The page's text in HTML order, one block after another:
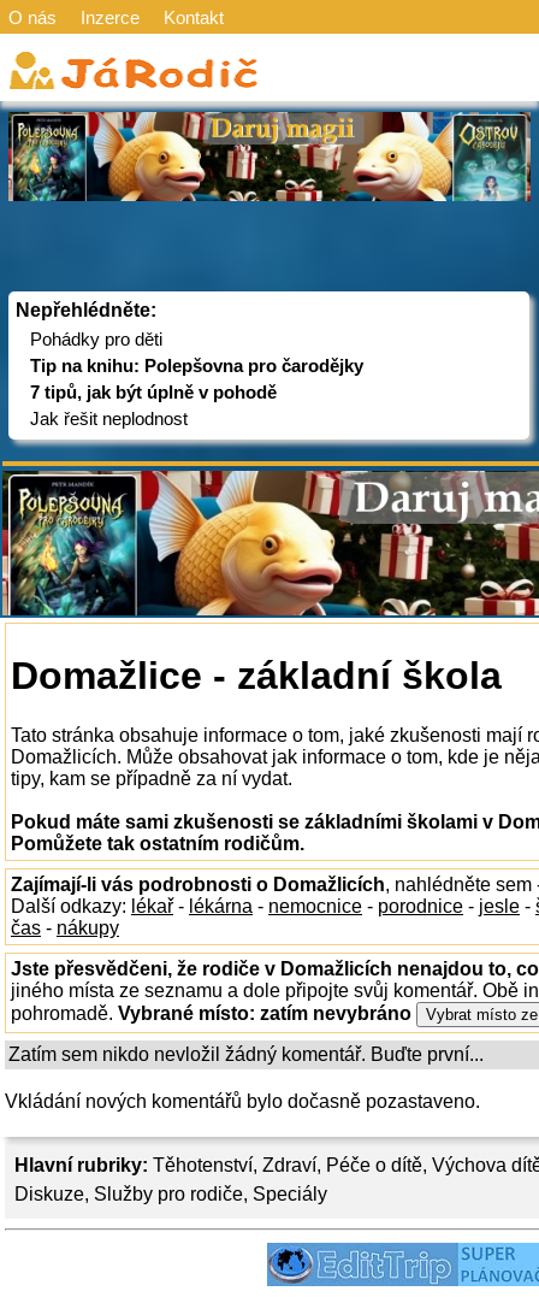
O nás Inzerce Kontakt
Nepřehlédněte:
Pohádky pro děti
Tip na knihu: Polepšovna pro čarodějky
7 tipů, jak být úplně v pohodě
Jak řešit neplodnost
Hlavní rubriky: Těhotenství, Zdraví, Péče o dítě, Výchova
Diskuze, Služby pro rodiče, Speciály
Domažlice - základní škola
Tato stránka obsahuje informace o tom, jaké zkušenosti mají
Domažlicích. Může obsahovat jak informace o tom, kde je
tipy, kam se případně za ní vydat.
Pokud máte sami zkušenosti se základními školami v
Pomůžete tak ostatním rodičům.
Zajímají-li vás podrobnosti o Domažlicích, nahlédněte sem
Další odkazy: lékař - lékárna - nemocnice - porodnice - jesle -
čas - nákupy
Jste přesvědčeni, že rodiče v Domažlicích nenajdou to,
jiného místa ze seznamu a dole připojte svůj komentář. Obě
pohromadě. Vybrané místo: zatím nevybráno
Zatím sem nikdo nevložil žádný komentář. Buďte první...
Vkládání nových komentářů bylo dočasně pozastaveno.